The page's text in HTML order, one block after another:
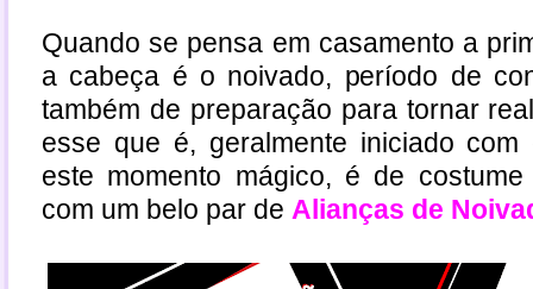
Quando se pensa em casamento a
a cabeça é o noivado, período de
também de preparação para tornar
esse que é, geralmente iniciado
este momento mágico, é de
com um belo par de Alianças de